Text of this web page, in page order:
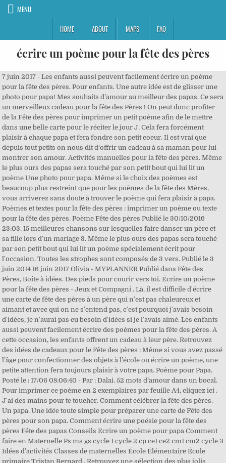
MENU
HOME
ABOUT MAPS FAQ
écrire un poème pour la fête des pères
7 juin 2017 - Les enfants aussi peuvent facilement écrire un poème
pour la fête des pères. Pour enfants. Une autre idée est de glisser une
photo pour papa! Mes souhaits d’amour au meilleur des papas. Ce sera
un merveilleux cadeau pour la fête des Pères ! On peut donc profiter
de la Fête des pères pour imprimer un petit poème afin de le mettre
dans une belle carte pour le réciter le jour J. Cela fera forcément
plaisir à chaque papa et fera fondre son petit coeur. Il est vrai que
depuis tout petits on nous dit d‘offrir un cadeau à sa maman pour lui
montrer son amour. Activités manuelles pour la fête des pères. Même
le plus ours des papas sera touché par son petit bout qui lui lit un
poème Une photo pour papa. Même si le choix des poèmes est
beaucoup plus restreint que pour les poèmes de la fête des Mères,
vous arriverez sans doute à trouver le poème qui fera plaisir à papa.
Poèmes et textes pour la fête des pères : imprimer un poème ou texte
pour la fête des pères. Poème Fête des pères Publié le 30/10/2016
23:03. 15 meilleures chansons sur lesquelles faire danser un père et
sa fille lors d'un mariage 3. Même le plus ours des papas sera touché
par son petit bout qui lui lit un poème spécialement écrit pour
l'occasion. Toutes les strophes sont composés de 3 vers. Publié le 3
juin 2014 16 juin 2017 Olivia - MYPLANNER Publié dans Fête des
Pères, Boîte à idées. Des pieds pour courir vers toi. Écrire un poème
pour la fête des pères - Jeux et Compagni . Là, il est difficile d'écrire
une carte de fête des pères à un père qui n'est pas chaleureux et
aimant et avec qui on ne s'entend pas, c'est pourquoi j'avais besoin
d'idées, je n'aurai pas eu besoin d'idées si je l'avais aimé. Les enfants
aussi peuvent facilement écrire des poèmes pour la fête des pères. A
cette occasion, les enfants offrent un cadeau à leur père. Retrouvez
des idées de cadeaux pour le Fête des pères : Même si vous avez passé
l’âge pour confectionner des objets à l’école ou écrire un poème, une
petite attention fera toujours plaisir à votre papa. Poème pour Papa.
Posté le : 17/06 08:06:40 - Par : Dalai. 52 mots d’amour dans un bocal.
Pour imprimer ce poème en 2 exemplaires par feuille A4, cliquez ici .
J'ai des mains pour te toucher. Comment célébrer la fête des pères.
Un papa. Une idée toute simple pour préparer une carte de Fête des
pères pour son papa. Comment écrire une poésie pour la fête des
pères Fête des papas Conseils Ecrire un poème pour papa Comment
faire en Maternelle Ps ms gs cycle 1 cycle 2 cp ce1 ce2 cm1 cm2 cycle 3
Idées d'activités Classes de maternelles École Élémentaire École
primaire Tristan Bernard . Retrouvez une sélection des plus jolis